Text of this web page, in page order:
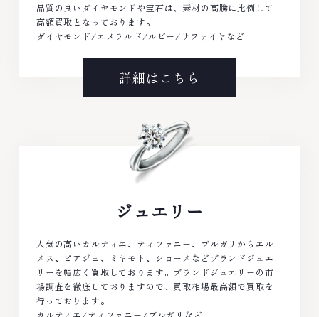
品質の良いダイヤモンドや宝石は、素材の高騰に比例して
高額買取となっております。
ダイヤモンド/エメラルド/ルビー/サファイヤなど
詳細はこちら
ジュエリー
人気の高いカルティエ、ティファニー、ブルガリからエル
メス、ピアジェ、ミキモト、ショーメなどブランドジュエ
リーを幅広く買取しております。ブランドジュエリーの市
場調査を徹底しておりますので、買取相場最高額で買取を
行っております。
カルティエ/ティファニー/ブルガリなど